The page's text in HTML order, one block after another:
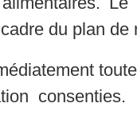
du plan de